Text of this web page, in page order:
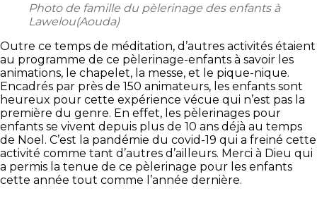
Photo de famille du pèlerinage des enfants à
Lawelou(Aouda)
Outre ce temps de méditation, d’autres activités étaient
au programme de ce pèlerinage-enfants à savoir les
animations, le chapelet, la messe, et le pique-nique.
Encadrés par près de 150 animateurs, les enfants sont
heureux pour cette expérience vécue qui n’est pas la
première du genre. En effet, les pèlerinages pour
enfants se vivent depuis plus de 10 ans déjà au temps
de Noel. C’est la pandémie du covid-19 qui a freiné cette
activité comme tant d’autres d’ailleurs. Merci à Dieu qui
a permis la tenue de ce pèlerinage pour les enfants
cette année tout comme l’année dernière.